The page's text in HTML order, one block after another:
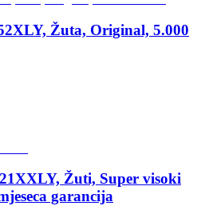
Žuta, Original, 5.000
Žuti, Super visoki
garancija